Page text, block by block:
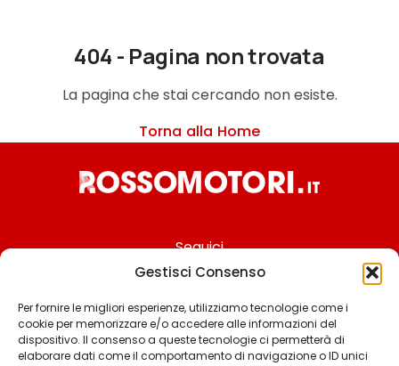
Gestisci Consenso
Per fornire le migliori esperienze, utilizziamo tecnologie come i
cookie per memorizzare e/o accedere alle informazioni del
dispositivo. Il consenso a queste tecnologie ci permetterà di
elaborare dati come il comportamento di navigazione o ID unici
404 - Pagina non trovata
La pagina che stai cercando non esiste.
Torna alla Home
Seguici
Chi siamo